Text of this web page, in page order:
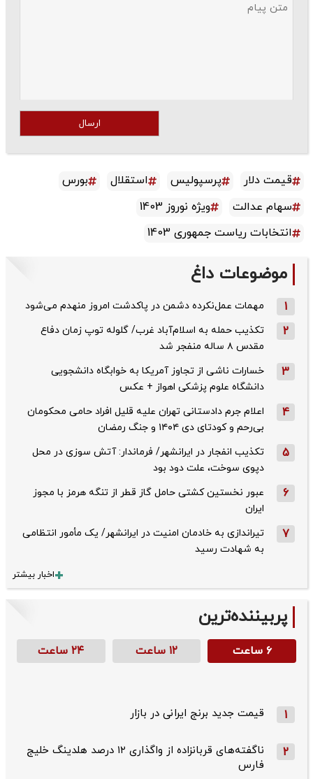
ارسال
قیمت دلار پرسپولیس استقلال
بورس
سهام عدالت
ویژه نوروز 1403
انتخابات ریاست جمهوری 1403
موضوعات داغ
1 مهمات عمل‌نکرده دشمن در پاکدشت امروز منهدم می‌شود
2
تکذیب حمله به اسلام‌آباد غرب/ گلوله توپ زمان دفاع
مقدس ۸ ساله منفجر شد
3
خسارات ناشی از تجاوز آمریکا به خوابگاه دانشجویی
دانشگاه علوم پزشکی اهواز + عکس
4
اعلام جرم دادستانی تهران علیه قلیل افراد حامی محکومان
بی‌رحم و کودتای دی‌ ۱۴۰۴ و جنگ رمضان
5
تکذیب ‌انفجار در ایرانشهر/ فرماندار: آتش سوزی در محل
دپوی سوخت، علت دود بود
6
عبور نخستین کشتی حامل گاز قطر از تنگه هرمز با مجوز
ایران
7
تیراندازی به خادمان امنیت در ایرانشهر/ یک مأمور انتظامی
به شهادت رسید
اخبار بیشتر
پربیننده‌ترین
۶ ساعت ۱۲ ساعت ۲۴ ساعت
1 قیمت جدید برنج ایرانی در بازار
2
ناگفته‌های قربانزاده از واگذاری ۱۲ درصد هلدینگ خلیج
فارس